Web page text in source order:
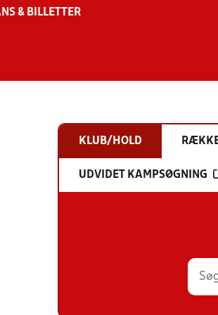
& BILLETTER
KLUB/HOLD
UDVIDET KAMPSØGNING